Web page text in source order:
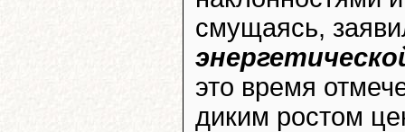
смущаясь,
это время
диким ростом